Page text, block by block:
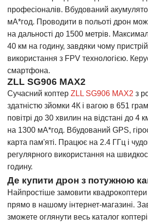
професіоналів. Вбудований
мА*год. Проводити в польоті дрон
на дальності до 1500 метрів.
40 км на годину, завдяки чому
використання з FPV технологією.
смартфона.
ZLL SG906 MAX2
Сучасний коптер ZLL SG906 MAX2 з
здатністю зйомки 4К і вагою в 651
повітрі до 30 хвилин на відстані до 4
на 1300 мА*год. Вбудований GPS,
карта пам'яті. Працює на 2.4 ГГц і
регулярного використання на
годину.
Де купити дрон з потужною
Найпростіше замовити
прямо в нашому інтернет-магазині.
зможете оглянути весь каталог